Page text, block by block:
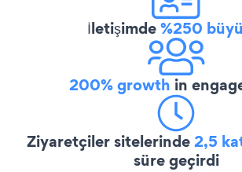
İletişimde%250
200% growth in
Ziyaretçiler sitelerinde2,5
süre geçirdi